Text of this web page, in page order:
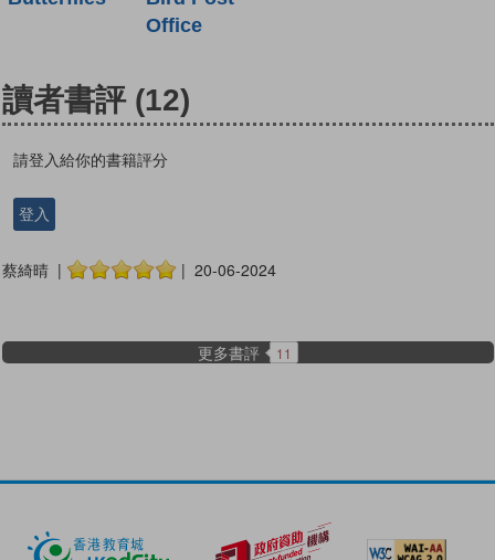
Office
讀者書評 (12)
請登入給你的書籍評分
登入
蔡綺晴 | | 20-06-2024
更多書評 11